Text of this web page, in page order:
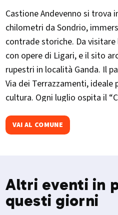
Castione Andevenno si trova
chilometri da Sondrio,
contrade storiche. Da
con opere di Ligari, e il sito
rupestri in località Ganda. Il
Via dei Terrazzamenti, ideale
cultura. Ogni luglio ospita il
con degustazioni, musica e
VAI AL COMUNE
Altri eventi in
questi giorni